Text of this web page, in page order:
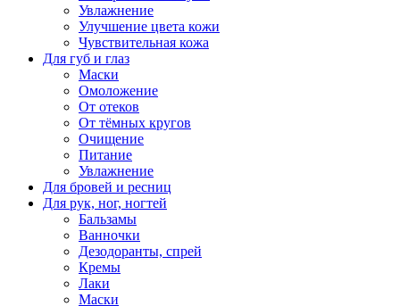
Увлажнение
Улучшение цвета кожи
Чувствительная кожа
Для губ и глаз
Маски
Омоложение
От отеков
От тёмных кругов
Очищение
Питание
Увлажнение
Для бровей и ресниц
Для рук, ног, ногтей
Бальзамы
Ванночки
Дезодоранты, спрей
Кремы
Лаки
Маски